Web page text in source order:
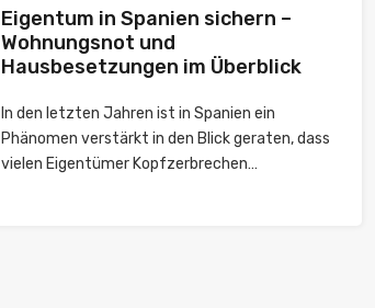
Eigentum in Spanien sichern –
Wohnungsnot und
Hausbesetzungen im Überblick
In den letzten Jahren ist in Spanien ein
Phänomen verstärkt in den Blick geraten, dass
vielen Eigentümer Kopfzerbrechen…